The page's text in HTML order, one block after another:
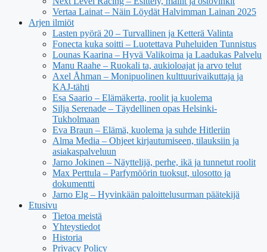
Vertaa Lainat – Näin Löydät Halvimman Lainan 2025
Arjen ilmiöt
Lasten pyörä 20 – Turvallinen ja Ketterä Valinta
Fonecta kuka soitti – Luotettava Puheluiden Tunnistus
Lounas Kaarina – Hyvä Valikoima ja Laadukas Palvelu
Manu Raahe – Ruokali ta, aukioloajat ja arvo telut
Axel Åhman – Monipuolinen kulttuurivaikuttaja ja
KAJ-tähti
Esa Saario – Elämäkerta, roolit ja kuolema
Silja Serenade – Täydellinen opas Helsinki-
Tukholmaan
Eva Braun – Elämä, kuolema ja suhde Hitleriin
Alma Media – Ohjeet kirjautumiseen, tilauksiin ja
asiakaspalveluun
Jarno Jokinen – Näyttelijä, perhe, ikä ja tunnetut roolit
Max Perttula – Parfymöörin tuoksut, ulosotto ja
dokumentti
Jarno Elg – Hyvinkään paloittelusurman päätekijä
Etusivu
Tietoa meistä
Yhteystiedot
Historia
Privacy Policy